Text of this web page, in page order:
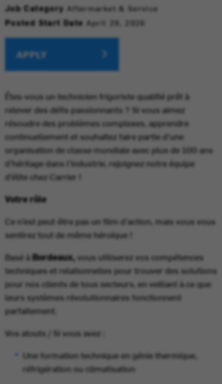
Job Category Aftermarket & Service
Posted Start Date April 29, 2026
APPLY
Êtes-vous un technicien frigoriste qualifié prêt à
relever des défis passionnants ? Si vous aimez
résoudre des problèmes complexes, apprendre
continuellement et souhaitez faire partie d’une
organisation de classe mondiale avec plus de 100 ans
d’héritage dans l’industrie, rejoignez notre équipe
d’élite chez Carrier !
Votre rôle
Ce n’est peut-être pas un film d’action, mais vous vous
sentirez tout de même héroïque !
Basé àBordeaux, vous utiliserez vos compétences
techniques et relationnelles pour trouver des solutions
pour nos clients de tous secteurs, en veillant à ce que
leurs systèmes révolutionnaires fonctionnent
parfaitement.
Vos atouts / Si vous avez :
Une formation technique en génie thermique,
réfrigération ou climatisation